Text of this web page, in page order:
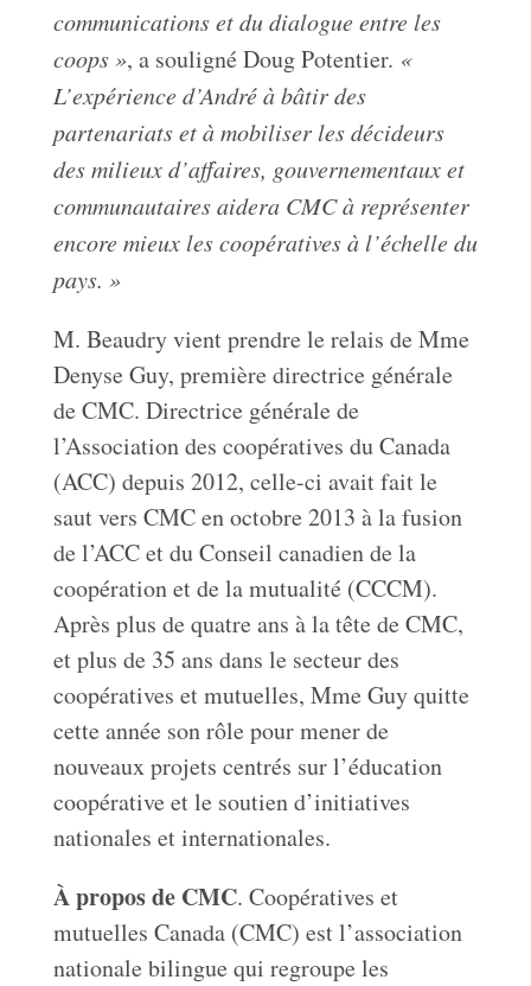
communications et du dialogue entre les
coops », a souligné Doug Potentier. «
L’expérience d’André à bâtir des
partenariats et à mobiliser les décideurs
des milieux d’affaires, gouvernementaux et
communautaires aidera CMC à représenter
encore mieux les coopératives à l’échelle du
pays. »
M. Beaudry vient prendre le relais de Mme
Denyse Guy, première directrice générale
de CMC. Directrice générale de
l’Association des coopératives du Canada
(ACC) depuis 2012, celle-ci avait fait le
saut vers CMC en octobre 2013 à la fusion
de l’ACC et du Conseil canadien de la
coopération et de la mutualité (CCCM).
Après plus de quatre ans à la tête de CMC,
et plus de 35 ans dans le secteur des
coopératives et mutuelles, Mme Guy quitte
cette année son rôle pour mener de
nouveaux projets centrés sur l’éducation
coopérative et le soutien d’initiatives
nationales et internationales.
À propos de CMC. Coopératives et
mutuelles Canada (CMC) est l’association
nationale bilingue qui regroupe les